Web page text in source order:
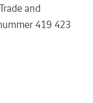
and
419 423